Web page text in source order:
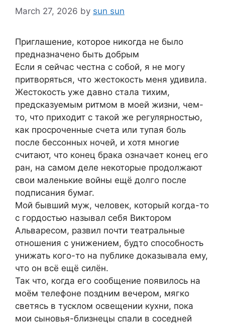
March 27, 2026 by sun sun
Приглашение, которое никогда не было
предназначено быть добрым
Если я сейчас честна с собой, я не могу
притворяться, что жестокость меня удивила.
Жестокость уже давно стала тихим,
предсказуемым ритмом в моей жизни, чем-
то, что приходит с такой же регулярностью,
как просроченные счета или тупая боль
после бессонных ночей, и хотя многие
считают, что конец брака означает конец его
ран, на самом деле некоторые продолжают
свои маленькие войны ещё долго после
подписания бумаг.
Мой бывший муж, человек, который когда-то
с гордостью называл себя Виктором
Альваресом, развил почти театральные
отношения с унижением, будто способность
унижать кого-то на публике доказывала ему,
что он всё ещё силён.
Так что, когда его сообщение появилось на
моём телефоне поздним вечером, мягко
светясь в тусклом освещении кухни, пока
мои сыновья-близнецы спали в соседней